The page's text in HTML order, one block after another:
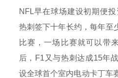
NFL早在球场建设初期便
热刺签下十年长约，每年至
比赛，一场比赛就可以带
后，F1又与热刺达成15年
设全球首个室内电动卡丁车